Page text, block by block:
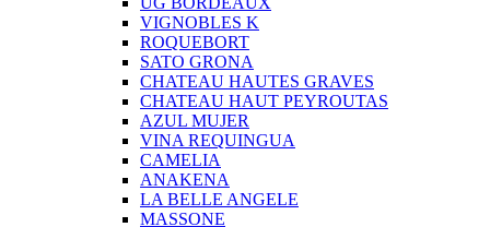
VIGNOBLES K
ROQUEBORT
SATO GRONA
CHATEAU HAUTES GRAVES
CHATEAU HAUT PEYROUTAS
AZUL MUJER
VINA REQUINGUA
CAMELIA
ANAKENA
LA BELLE ANGELE
MASSONE